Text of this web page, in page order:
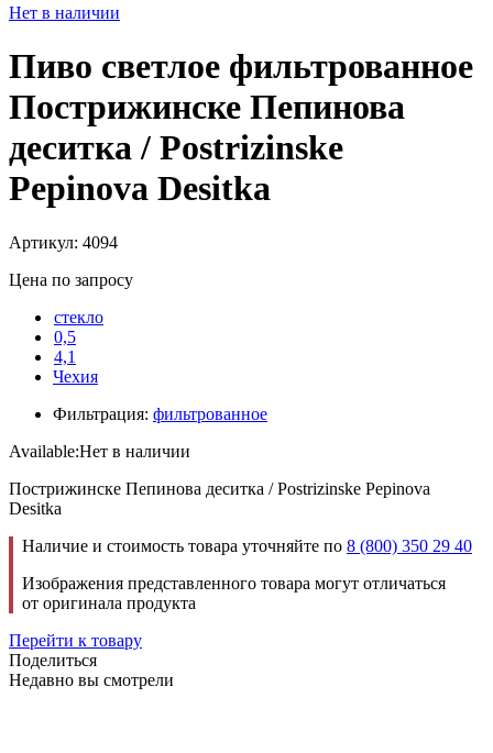
Нет в наличии
Пиво светлое фильтрованное
Пострижинске Пепинова
деситка / Postrizinske
Pepinova Desitka
Артикул: 4094
Цена по запросу
стекло
0,5
4,1
Чехия
Фильтрация: фильтрованное
Available:Нет в наличии
Пострижинске Пепинова деситка / Postrizinske Pepinova
Desitka
Наличие и стоимость товара уточняйте по 8 (800) 350 29 40
Изображения представленного товара могут отличаться
от оригинала продукта
Перейти к товару
Поделиться
Недавно вы смотрели